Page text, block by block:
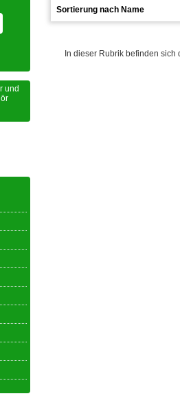
In dieser Rubrik befinden
und